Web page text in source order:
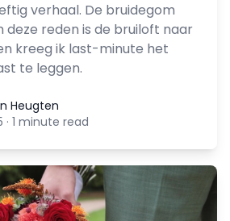
verhaal. De bruidegom
deze reden is de bruiloft naar
kreeg ik last-minute het
te leggen.
Heugten
· 1 minute read